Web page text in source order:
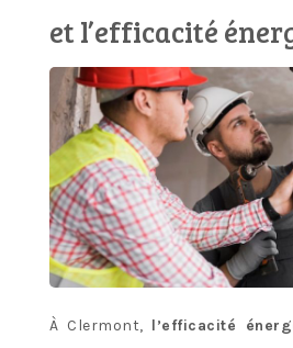
et l’efficacité
À Clermont, l’efficacité